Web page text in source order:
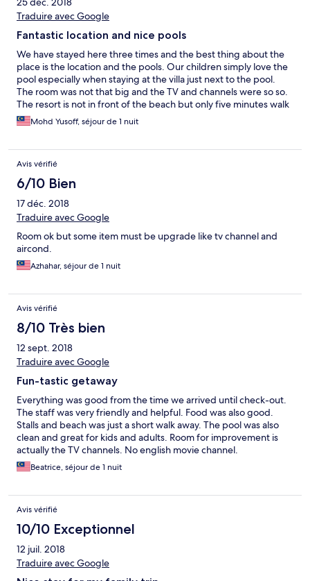
Traduire avec Google
Fantastic location and nice pools
We have stayed here three times and the best thing about the
place is the location and the pools. Our children simply love the
pool especially when staying at the villa just next to the pool.
The room was not that big and the TV and channels were so so.
The resort is not in front of the beach but only five minutes walk
to Teluk Nipah beach band thus much quieter. You can also rent
scooters and cars from the resort and there is a laundromat near
resort itself and from the various stalls and restaurants nearby.
Will be back to this place in 2019.
Mohd Yusoff, séjour de 1 nuit
Avis vérifié
6/10 Bien
17 déc. 2018
Traduire avec Google
Room ok but some item must be upgrade like tv channel and
aircond.
Azhahar, séjour de 1 nuit
Avis vérifié
8/10 Très bien
12 sept. 2018
Traduire avec Google
Fun-tastic getaway
Everything was good from the time we arrived until check-out.
The staff was very friendly and helpful. Food was also good.
Stalls and beach was just a short walk away. The pool was also
clean and great for kids and adults. Room for improvement is
actually the TV channels. No english movie channel.
Beatrice, séjour de 1 nuit
Avis vérifié
10/10 Exceptionnel
12 juil. 2018
Traduire avec Google